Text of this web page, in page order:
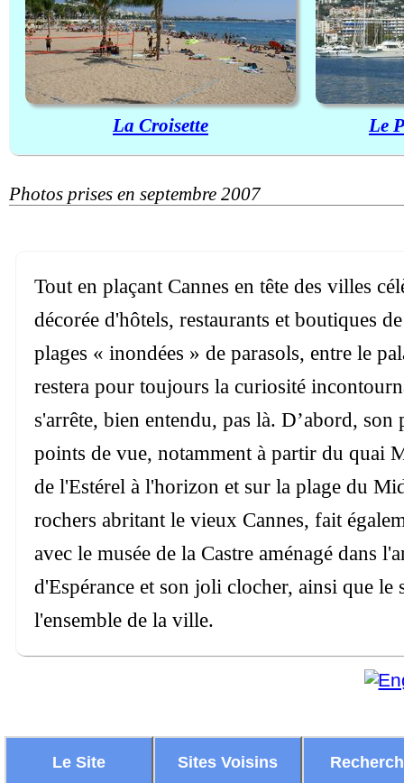
La Croisette Le
Photos prises en septembre 2007
Tout en plaçant Cannes en tête des villes
décorée d'hôtels, restaurants et boutiques
plages « inondées » de parasols, entre le
restera pour toujours la curiosité
s'arrête, bien entendu, pas là. D’abord,
points de vue, notamment à partir du quai
de l'Estérel à l'horizon et sur la plage du
rochers abritant le vieux Cannes, fait
avec le musée de la Castre aménagé dans
d'Espérance et son joli clocher, ainsi que
l'ensemble de la ville.
Le Site Sites Voisins